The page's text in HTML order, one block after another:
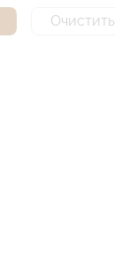
Очистить